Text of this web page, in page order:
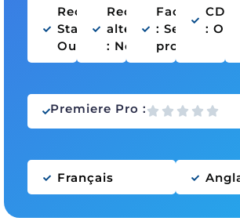
Recherche
Stage :
Oui
Recherche
alternance
: Non
Facturation
: Selon
projet
CDDU
: Oui
Premiere Pro :
Français